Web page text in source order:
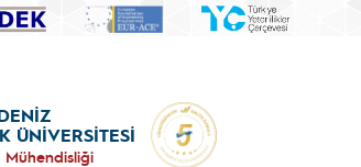
ÜNİVERSİTESİ
Mühendisliği